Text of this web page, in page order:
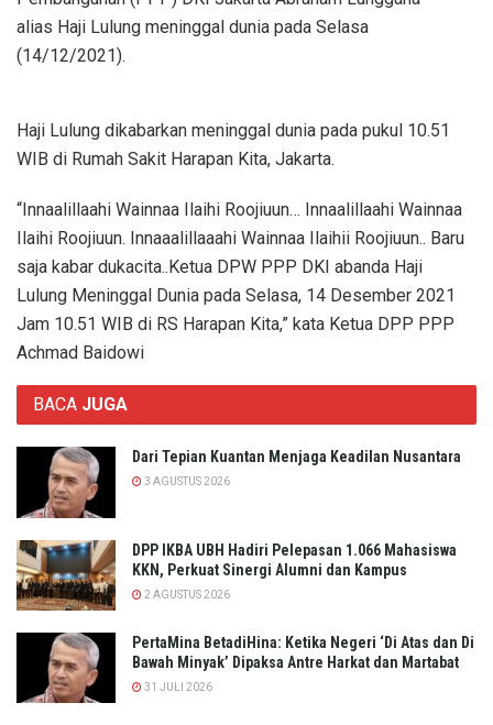
alias Haji Lulung meninggal dunia pada Selasa
(14/12/2021).
Haji Lulung dikabarkan meninggal dunia pada pukul 10.51
WIB di Rumah Sakit Harapan Kita, Jakarta.
“Innaalillaahi Wainnaa Ilaihi Roojiuun… Innaalillaahi Wainnaa
Ilaihi Roojiuun. Innaaalillaaahi Wainnaa Ilaihii Roojiuun.. Baru
saja kabar dukacita..Ketua DPW PPP DKI abanda Haji
Lulung Meninggal Dunia pada Selasa, 14 Desember 2021
Jam 10.51 WIB di RS Harapan Kita,” kata Ketua DPP PPP
Achmad Baidowi
BACA JUGA
Dari Tepian Kuantan Menjaga Keadilan Nusantara
3 AGUSTUS 2026
DPP IKBA UBH Hadiri Pelepasan 1.066 Mahasiswa
KKN, Perkuat Sinergi Alumni dan Kampus
2 AGUSTUS 2026
PertaMina BetadiHina: Ketika Negeri ‘Di Atas dan Di
Bawah Minyak’ Dipaksa Antre Harkat dan Martabat​
31 JULI 2026